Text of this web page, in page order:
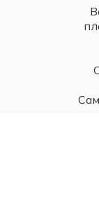
Дарим 5000
Мы ценим своих
благодарности